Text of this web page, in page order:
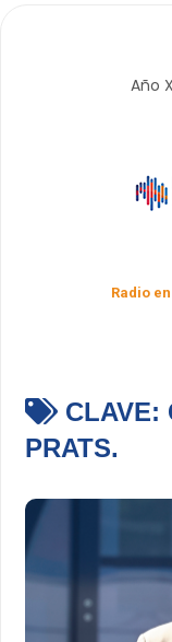
Año
Radio
CLAVE:
PRATS.